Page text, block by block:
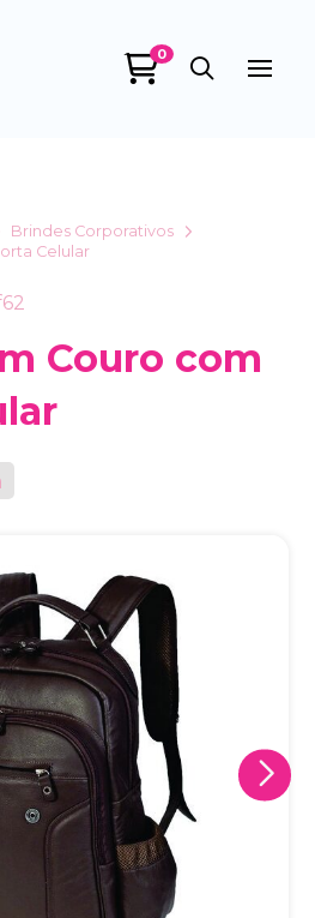
0
Brindes Corporativos
Celular
Couro com
receber comunicações.
comprometida a proteger e respeitar
seus dados apenas para fins
alterar suas preferências a
conversa